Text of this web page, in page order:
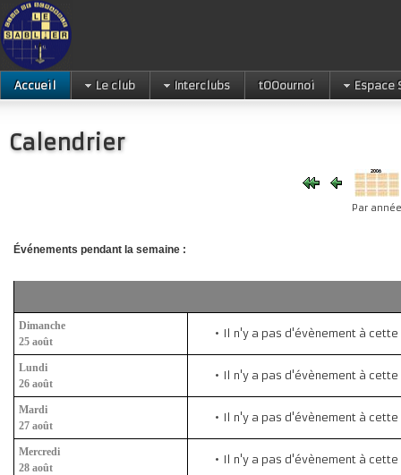
Accueil Le club Interclubs tOOournoi Espace
Calendrier
Par année
Événements pendant la semaine :
Dimanche
25 août
Il n'y a pas d'évènement à
Lundi
26 août
Il n'y a pas d'évènement à
Mardi
27 août
Il n'y a pas d'évènement à
Mercredi
28 août
Il n'y a pas d'évènement à